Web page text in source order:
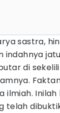
sastra,
indahnya
di
ilmiah.
telah